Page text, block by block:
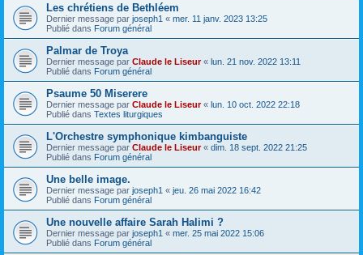
Les chrétiens de Bethléem
Dernier message par joseph1 « mer. 11 janv. 2023 13:25
Publié dans Forum général
Palmar de Troya
Dernier message par Claude le Liseur« lun. 21 nov. 2022 13:11
Publié dans Forum général
Psaume 50 Miserere
Dernier message par Claude le Liseur« lun. 10 oct. 2022 22:18
Publié dans Textes liturgiques
L'Orchestre symphonique kimbanguiste
Dernier message par Claude le Liseur« dim. 18 sept. 2022 21:25
Publié dans Forum général
Une belle image.
Dernier message par joseph1 « jeu. 26 mai 2022 16:42
Publié dans Forum général
Une nouvelle affaire Sarah Halimi ?
Dernier message par joseph1 « mer. 25 mai 2022 15:06
Publié dans Forum général